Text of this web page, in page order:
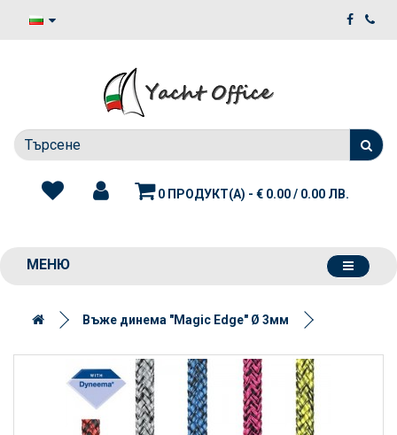
0 ПРОДУКТ(А) - € 0.00 / 0.00 ЛВ.
МЕНЮ
Въже динема "Magic Edge" Ø 3мм